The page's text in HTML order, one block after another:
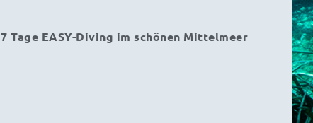
7 Tage EASY-Diving im schönen Mittelmeer